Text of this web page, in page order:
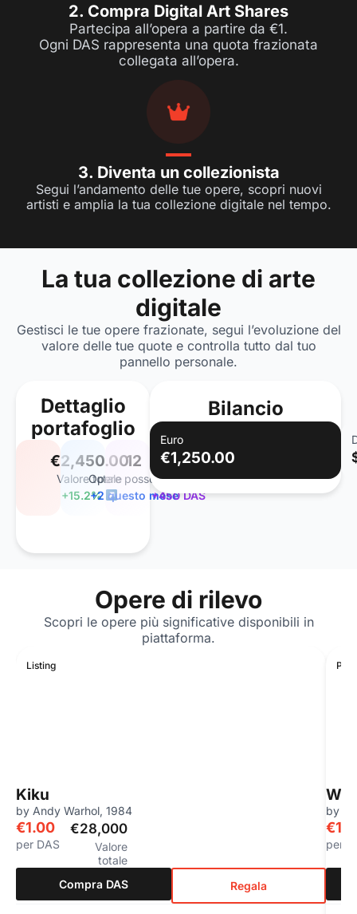
2. Compra Digital Art Shares
Partecipa all’opera a partire da €1.
Ogni DAS rappresenta una quota frazionata
collegata all’opera.
3. Diventa un collezionista
Segui l’andamento delle tue opere, scopri nuovi
artisti e amplia la tua collezione digitale nel tempo.
La tua collezione di arte
digitale
Gestisci le tue opere frazionate, segui l’evoluzione del
valore delle tue quote e controlla tutto dal tuo
pannello personale.
Dettaglio
portafoglio
€2,450.00
Valore totale
+15.2%
12
Opere possedute
+2 questo mese
3,250
DAS totali
+450 DAS
Bilancio
Euro
€1,250.00
Opere di rilevo
Scopri le opere più significative disponibili in
piattaforma.
Listing
Kiku
by Andy Warhol, 1984
€1.00
per DAS
€28,000
Valore
totale
Compra DAS
Regala
by
per